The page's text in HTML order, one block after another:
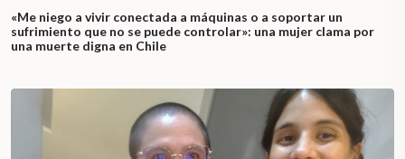
«Me niego a vivir conectada a máquinas o a soportar un
sufrimiento que no se puede controlar»: una mujer clama por
una muerte digna en Chile